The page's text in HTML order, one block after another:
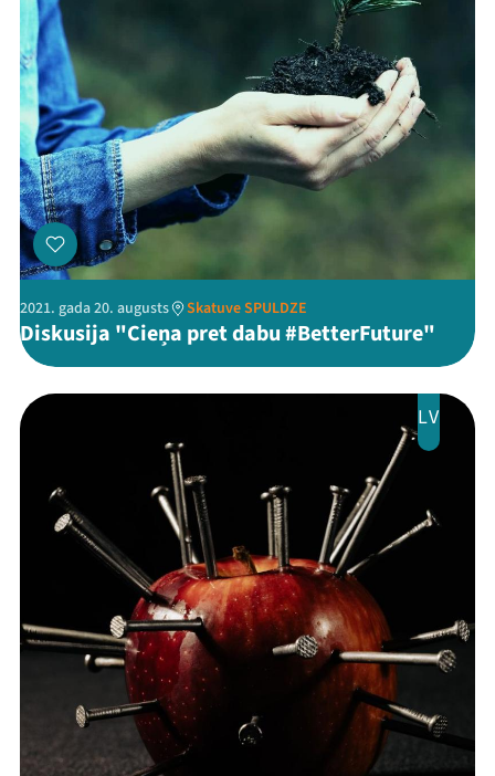
Veikals
Kontakti
ThreadsFacebookYoutube
X Instagram
Flick TikTok
2021. gada 20. augusts Skatuve SPULDZE
Diskusija "Cieņa pret dabu #BetterFuture"
LV